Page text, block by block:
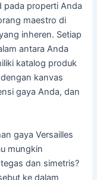
pada properti Anda
maestro di
inheren. Setiap
antara Anda
katalog produk
kanvas
gaya Anda, dan
gaya Versailles
mungkin
dan simetris?
ke dalam